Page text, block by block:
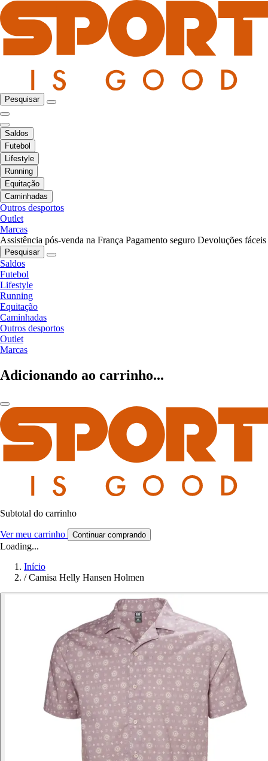
Pesquisar
Saldos
Futebol
Lifestyle
Running
Equitação
Caminhadas
Outros desportos
Outlet
Marcas
Assistência pós-venda na França Pagamento seguro Devoluções fáceis
Pesquisar
Saldos
Futebol
Lifestyle
Running
Equitação
Caminhadas
Outros desportos
Outlet
Marcas
Adicionando ao carrinho...
Subtotal do carrinho
Ver meu carrinho Continuar comprando
Loading...
Início
/ Camisa Helly Hansen Holmen